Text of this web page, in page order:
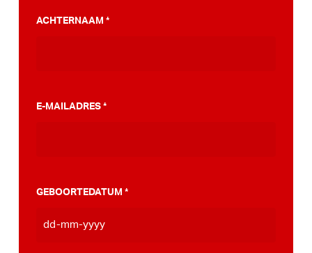
ACHTERNAAM *
E-MAILADRES *
GEBOORTEDATUM *